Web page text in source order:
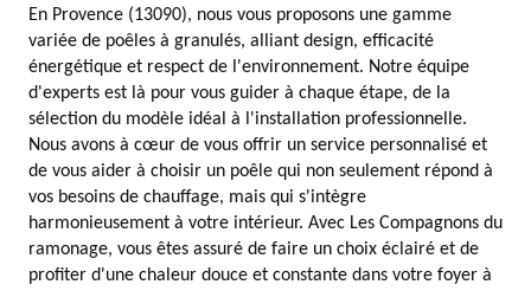
En Provence (13090), nous vous proposons une gamme
variée de poêles à granulés, alliant design, efficacité
énergétique et respect de l'environnement. Notre équipe
d'experts est là pour vous guider à chaque étape, de la
sélection du modèle idéal à l'installation professionnelle.
Nous avons à cœur de vous offrir un service personnalisé et
de vous aider à choisir un poêle qui non seulement répond à
vos besoins de chauffage, mais qui s'intègre
harmonieusement à votre intérieur. Avec Les Compagnons du
ramonage, vous êtes assuré de faire un choix éclairé et de
profiter d'une chaleur douce et constante dans votre foyer à